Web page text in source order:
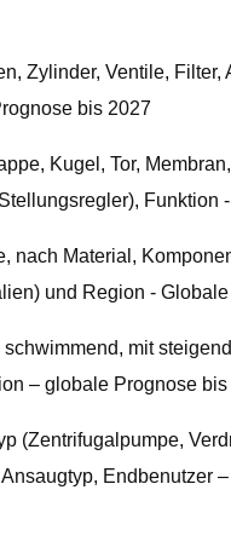
Zylinder, Ventile,
bis 2027
Kugel, Tor,
Funktion
Material,
und Region -
mit
– globale Prognose bis
(Zentrifugalpumpe,
Endbenutzer